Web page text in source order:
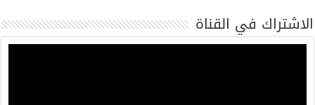
الاشتراك في القناة